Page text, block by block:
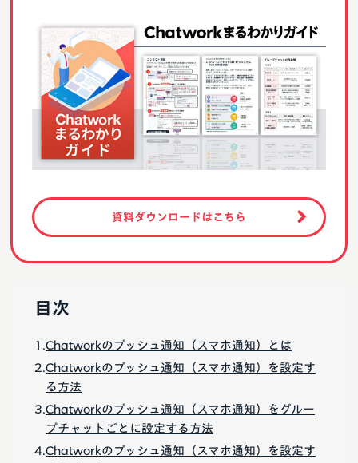
資料ダウンロードはこちら
目次
Chatworkのプッシュ通知（スマホ通知）とは
Chatworkのプッシュ通知（スマホ通知）を設定す
る方法
Chatworkのプッシュ通知（スマホ通知）をグルー
プチャットごとに設定する方法
Chatworkのプッシュ通知（スマホ通知）を設定す